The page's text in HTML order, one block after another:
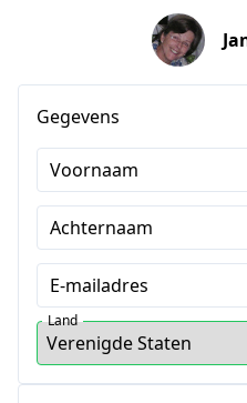
Gegevens
Voornaam
Achternaam
E-mailadres
Land